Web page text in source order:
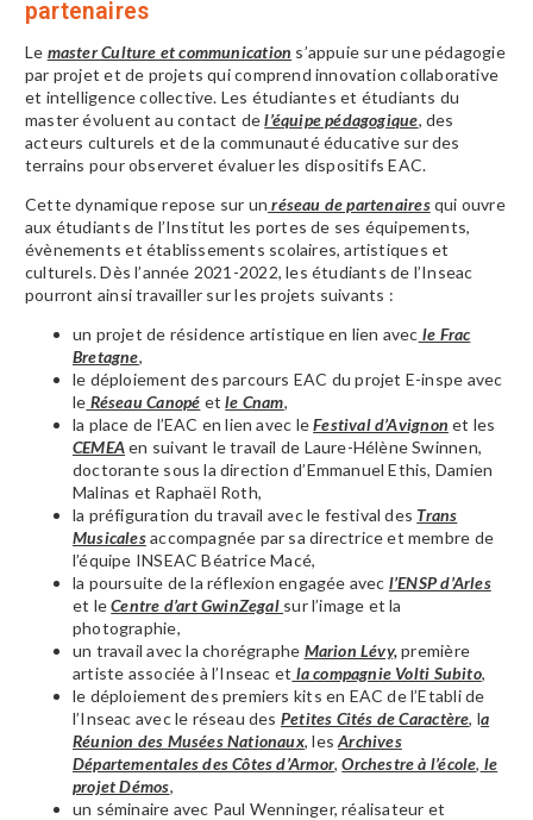
partenaires
Le master Culture et communication s’appuie sur une pédagogie
par projet et de projets qui comprend innovation collaborative
et intelligence collective. Les étudiantes et étudiants du
master évoluent au contact del’équipe pédagogique, des
acteurs culturels et de la communauté éducative sur des
terrains pour observeret évaluer les dispositifs EAC.
Cette dynamique repose sur un réseau de partenairesqui ouvre
aux étudiants de l’Institut les portes de ses équipements,
évènements et établissements scolaires, artistiques et
culturels. Dès l’année 2021-2022, les étudiants de l’Inseac
pourront ainsi travailler sur les projets suivants :
un projet de résidence artistique en lien avec le Frac
Bretagne,
le déploiement des parcours EAC du projet E-inspe avec
le Réseau Canopé etle Cnam,
la place de l’EAC en lien avec leFestival d’Avignon et les
CEMEAen suivant le travail de Laure-Hélène Swinnen,
doctorante sous la direction d’Emmanuel Ethis, Damien
Malinas et Raphaël Roth,
la préfiguration du travail avec le festival des Trans
Musicalesaccompagnée par sa directrice et membre de
l’équipe INSEAC Béatrice Macé,
la poursuite de la réflexion engagée avec l’ENSP d’Arles
et leCentre d’art GwinZegal sur l’image et la
photographie,
un travail avec la chorégraphe Marion Lévy,première
artiste associée à l’Inseac et la compagnie Volti Subito,
le déploiement des premiers kits en EAC de l’Etabli de
l’Inseac avec le réseau des Petites Cités de Caractère, la
Réunion des Musées Nationaux, lesArchives
Départementales des Côtes d’Armor,Orchestre à l’école, le
projet Démos,
un séminaire avec Paul Wenninger, réalisateur et